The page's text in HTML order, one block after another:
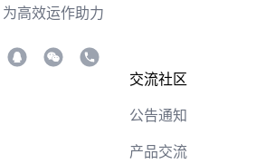
为高效运作助力
交流社区
公告通知
产品交流